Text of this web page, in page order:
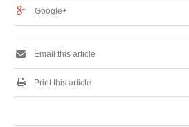
Google+
Email this article
Print this article